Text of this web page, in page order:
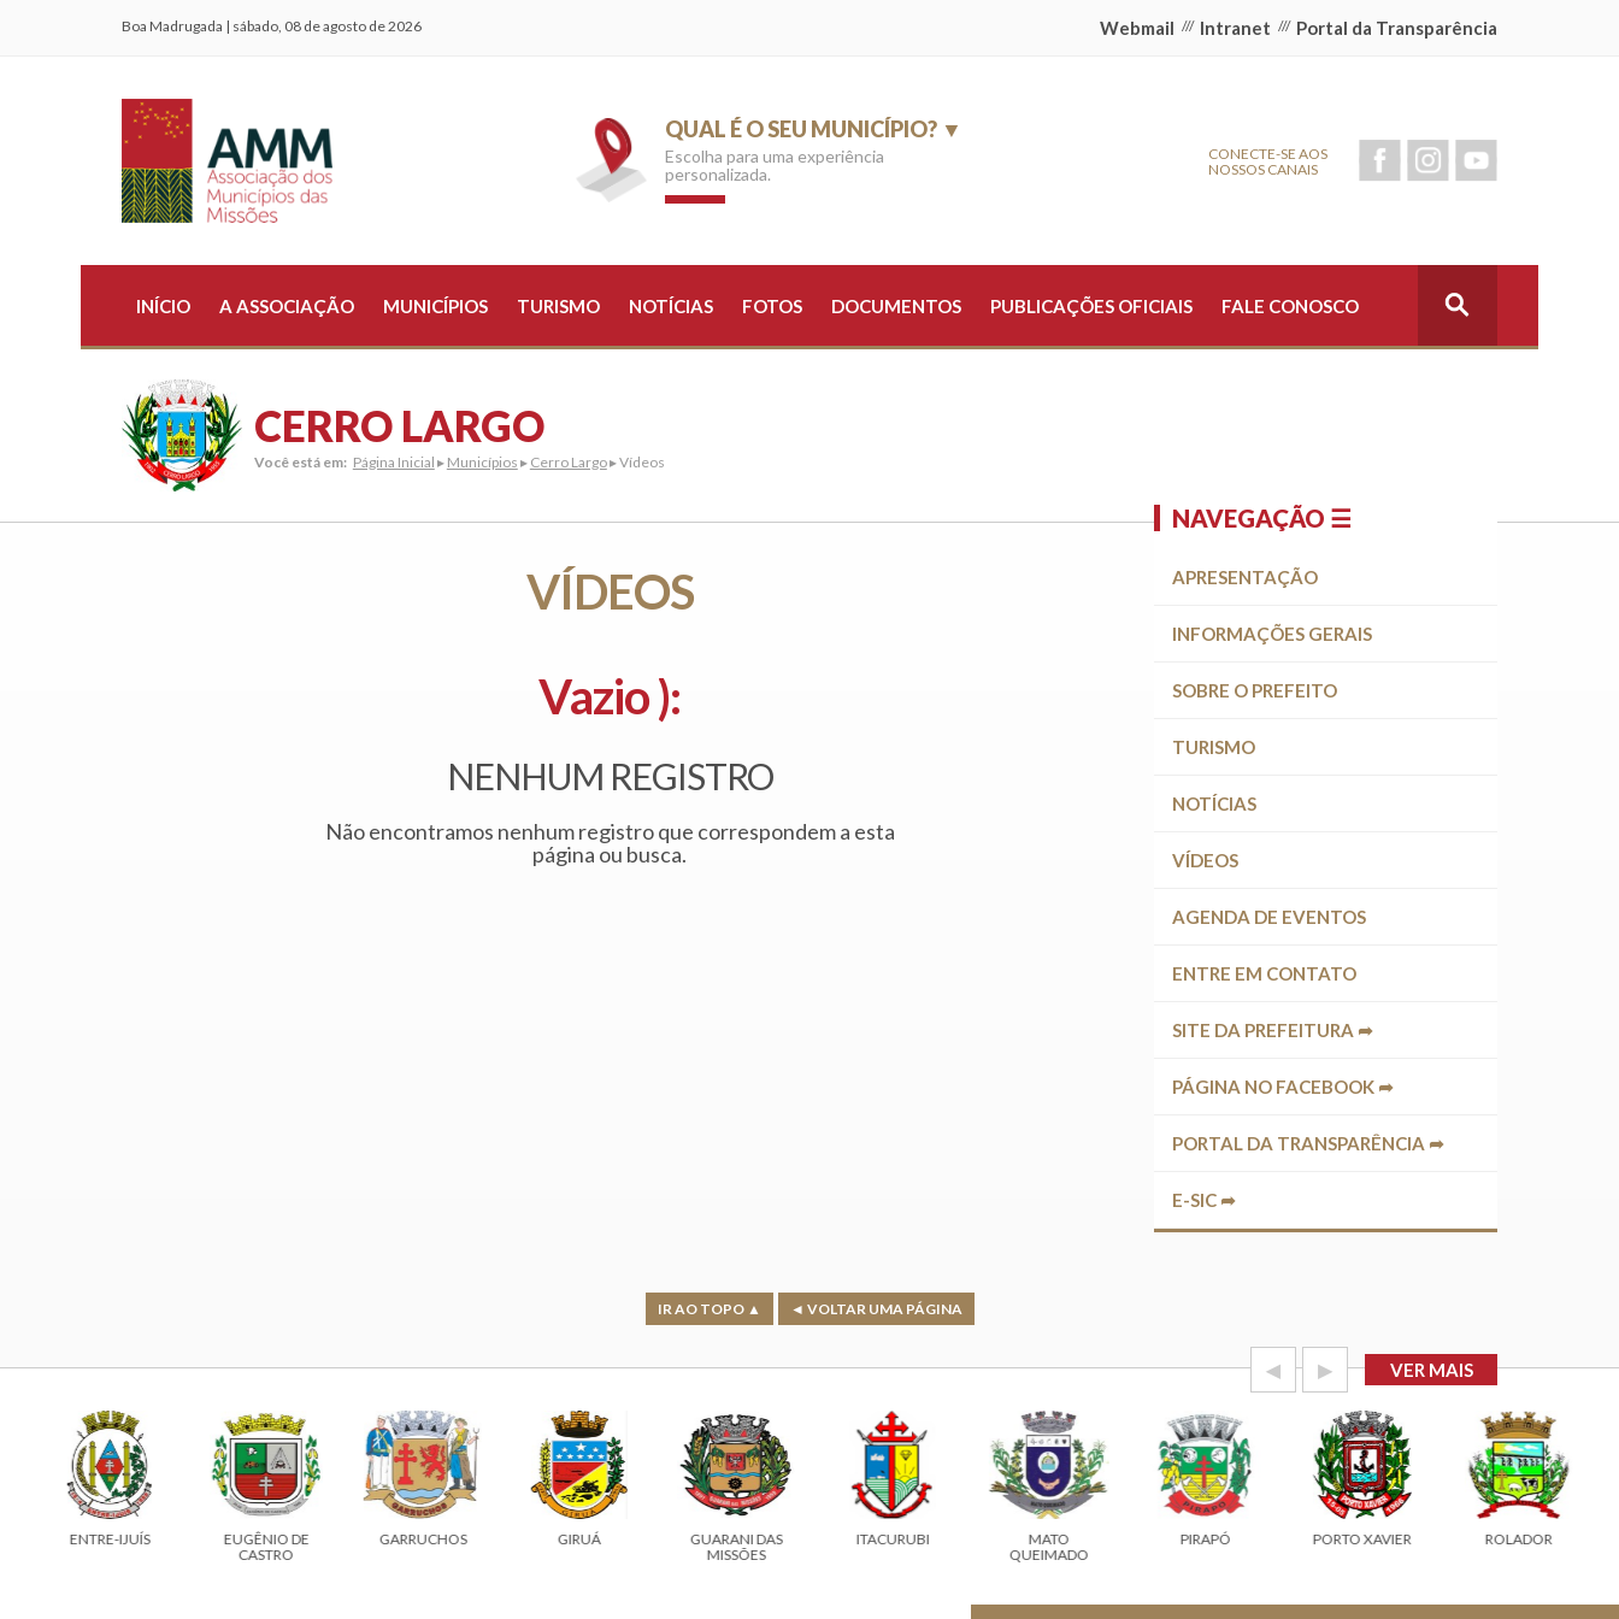
Boa Madrugada | sábado, 08 de agosto de 2026 Webmail /// Intranet /// Portal da Transparência
QUAL É O SEU MUNICÍPIO? ▼
Escolha para uma experiência
personalizada.
CONECTE-SE AOS
NOSSOS CANAIS
INÍCIO A ASSOCIAÇÃO MUNICÍPIOS TURISMO NOTÍCIAS FOTOS DOCUMENTOS PUBLICAÇÕES OFICIAIS FALE CONOSCO
CERRO LARGO
Você está em: Página Inicial ▸ Municípios ▸ Cerro Largo▸ Vídeos
VÍDEOS
Vazio ):
NENHUM REGISTRO
Não encontramos nenhum registro que correspondem a esta
página ou busca.
NAVEGAÇÃO ☰
APRESENTAÇÃO
INFORMAÇÕES GERAIS
SOBRE O PREFEITO
TURISMO
NOTÍCIAS
VÍDEOS
AGENDA DE EVENTOS
ENTRE EM CONTATO
SITE DA PREFEITURA ➦
PÁGINA NO FACEBOOK ➦
PORTAL DA TRANSPARÊNCIA ➦
E-SIC ➦
IR AO TOPO ▲ ◄ VOLTAR UMA PÁGINA
◀ ▶ VER MAIS
ENTRE-IJUÍS
EUGÊNIO DE
CASTRO
GARRUCHOS GIRUÁ
GUARANI DAS
MISSÕES
ITACURUBI
MATO
QUEIMADO
PIRAPÓ PORTO XAVIER ROLADOR